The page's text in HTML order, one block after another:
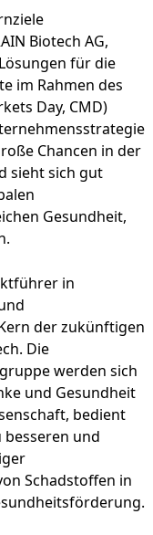
Biotech AG,
für die
im Rahmen des
Day, CMD)
Chancen in der
sieht sich gut
Gesundheit,
in
der zukünftigen
Die
werden sich
und Gesundheit
bedient
besseren und
Schadstoffen in